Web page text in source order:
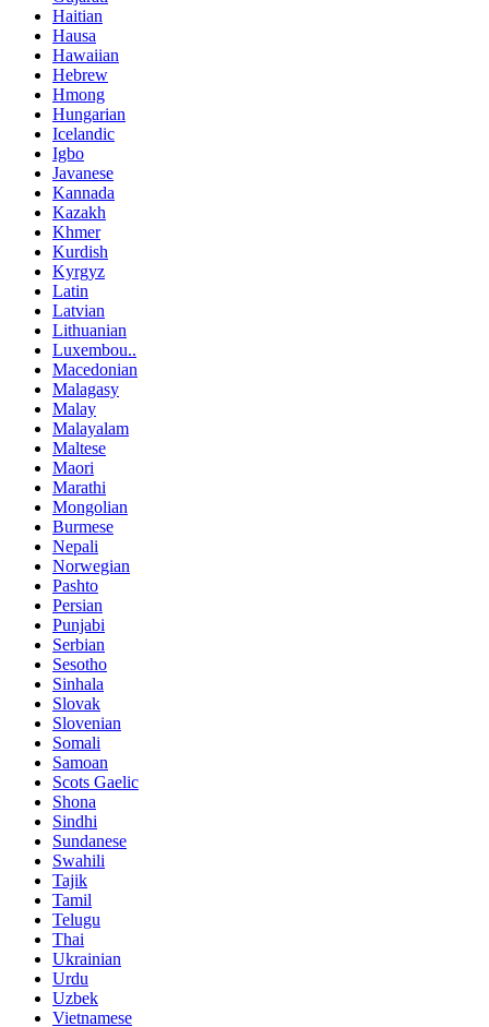
Haitian
Hausa
Hawaiian
Hebrew
Hmong
Hungarian
Icelandic
Igbo
Javanese
Kannada
Kazakh
Khmer
Kurdish
Kyrgyz
Latin
Latvian
Lithuanian
Luxembou..
Macedonian
Malagasy
Malay
Malayalam
Maltese
Maori
Marathi
Mongolian
Burmese
Nepali
Norwegian
Pashto
Persian
Punjabi
Serbian
Sesotho
Sinhala
Slovak
Slovenian
Somali
Samoan
Scots Gaelic
Shona
Sindhi
Sundanese
Swahili
Tajik
Tamil
Telugu
Thai
Ukrainian
Urdu
Uzbek
Vietnamese